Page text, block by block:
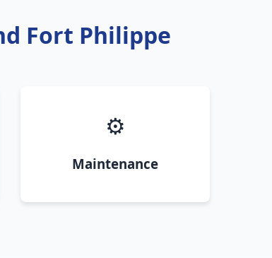
Fort Philippe
⚙️
Maintenance